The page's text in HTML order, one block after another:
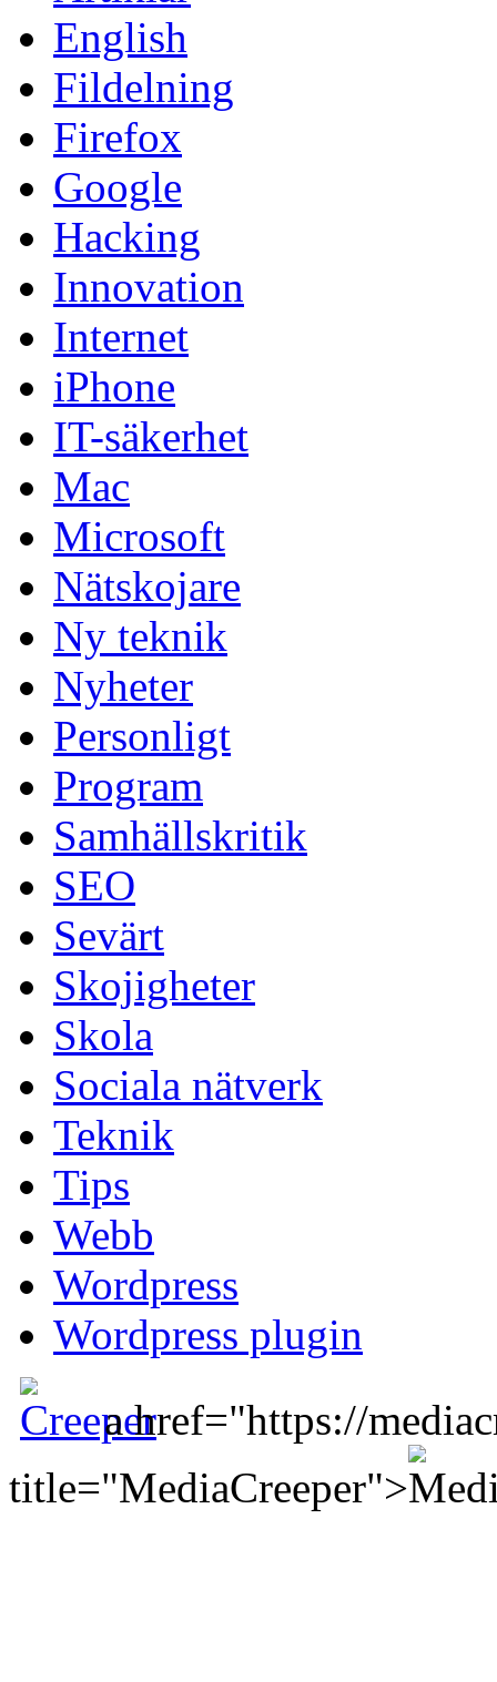
English
Fildelning
Firefox
Google
Hacking
Innovation
Internet
iPhone
IT-säkerhet
Mac
Microsoft
Nätskojare
Ny teknik
Nyheter
Personligt
Program
Samhällskritik
SEO
Sevärt
Skojigheter
Skola
Sociala nätverk
Teknik
Tips
Webb
Wordpress
Wordpress plugin
a href="https://
title="MediaCreeper">